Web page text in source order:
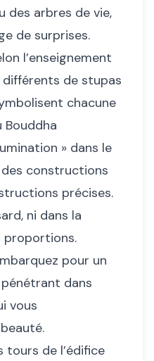
des arbres de vie,
de surprises.
l’enseignement
de stupas
chacune
Bouddha
» dans le
constructions
précises.
ni dans la
proportions.
pour un
dans
vous
tours de l’édifice